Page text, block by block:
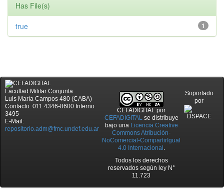
Has File(s)
1
true
Facultad Militar Conjunta
Luis María Campos 480 (CABA)
Contacto: 011 4346-8600 Interno
3495
E-Mail:
repositorio.adm@fmc.undef.edu.ar
CEFADIGITAL por
CEFADIGITALse distribuye
bajo una Licencia Creative
Commons Atribución-
NoComercial-CompartirIgual
4.0 Internacional .
Todos los derechos
reservados según ley N°
11.723
Soportado
por